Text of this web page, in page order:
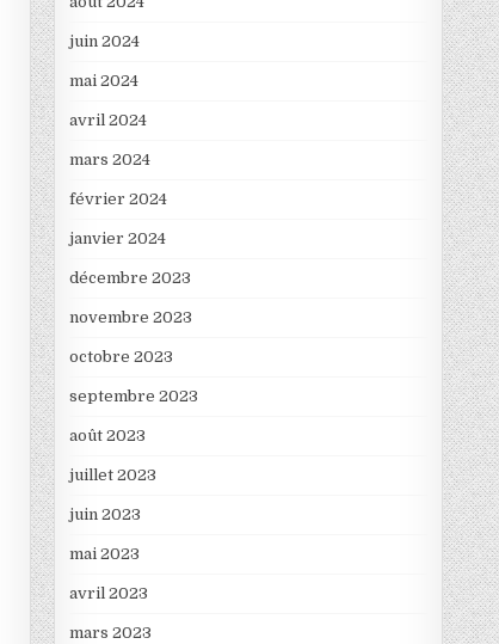
juin 2024
mai 2024
avril 2024
mars 2024
février 2024
janvier 2024
décembre 2023
novembre 2023
octobre 2023
septembre 2023
août 2023
juillet 2023
juin 2023
mai 2023
avril 2023
mars 2023